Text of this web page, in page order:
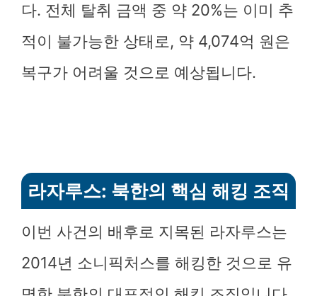
다. 전체 탈취 금액 중 약 20%는 이미 추
적이 불가능한 상태로, 약 4,074억 원은
복구가 어려울 것으로 예상됩니다.
라자루스: 북한의 핵심 해킹 조직
이번 사건의 배후로 지목된 라자루스는
2014년 소니픽처스를 해킹한 것으로 유